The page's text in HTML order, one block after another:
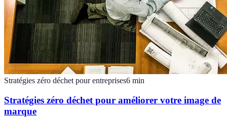
Stratégies zéro déchet pour entreprises6 min
Stratégies zéro déchet pour améliorer votre image de
marque